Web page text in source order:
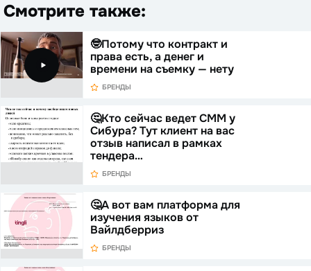
Смотрите также:
🤓Потому что контракт и
права есть, а денег и
времени на съемку — нету
БРЕНДЫ
🤔Кто сейчас ведет СММ у
Сибура? Тут клиент на вас
отзыв написал в рамках
тендера…
БРЕНДЫ
🤔А вот вам платформа для
изучения языков от
Вайлдберриз
БРЕНДЫ